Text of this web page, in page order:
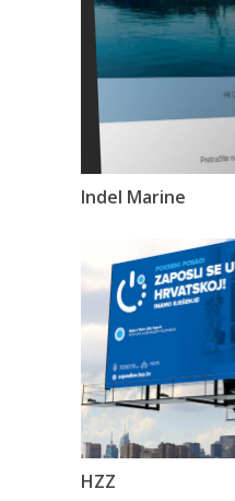
Indel Marine
HZZ